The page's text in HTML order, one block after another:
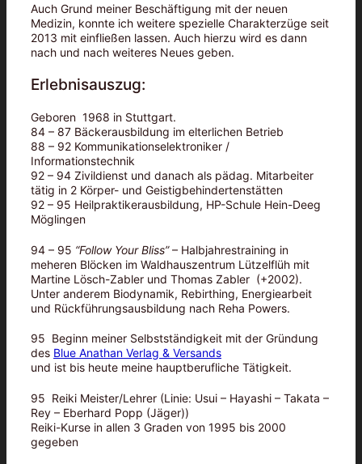
Auch Grund meiner Beschäftigung mit der neuen
Medizin, konnte ich weitere spezielle Charakterzüge seit
2013 mit einfließen lassen. Auch hierzu wird es dann
nach und nach weiteres Neues geben.
Erlebnisauszug:
Geboren 1968 in Stuttgart.
84 – 87 Bäckerausbildung im elterlichen Betrieb
88 – 92 Kommunikationselektroniker /
Informationstechnik
92 – 94 Zivildienst und danach als pädag. Mitarbeiter
tätig in 2 Körper- und Geistigbehindertenstätten
92 – 95 Heilpraktikerausbildung, HP-Schule Hein-Deeg
Möglingen
94 – 95 “Follow Your Bliss”– Halbjahrestraining in
meheren Blöcken im Waldhauszentrum Lützelflüh mit
Martine Lösch-Zabler und Thomas Zabler (+2002).
Unter anderem Biodynamik, Rebirthing, Energiearbeit
und Rückführungsausbildung nach Reha Powers.
95 Beginn meiner Selbstständigkeit mit der Gründung
des Blue Anathan Verlag & Versands
und ist bis heute meine hauptberufliche Tätigkeit.
95 Reiki Meister/Lehrer (Linie: Usui – Hayashi – Takata –
Rey – Eberhard Popp (Jäger))
Reiki-Kurse in allen 3 Graden von 1995 bis 2000
gegeben